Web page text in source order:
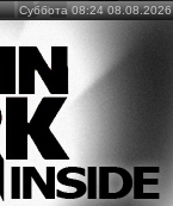
Суббота 08:24 08.08.2026